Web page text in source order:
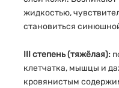
жидкостью,
становиться
III степень (тяжёлая):
клетчатка, мышцы и
кровянистым